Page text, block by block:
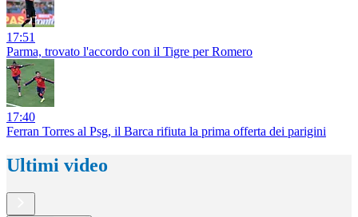
17:51
Parma, trovato l'accordo con il Tigre per Romero
17:40
Ferran Torres al Psg, il Barca rifiuta la prima offerta dei parigini
Ultimi video